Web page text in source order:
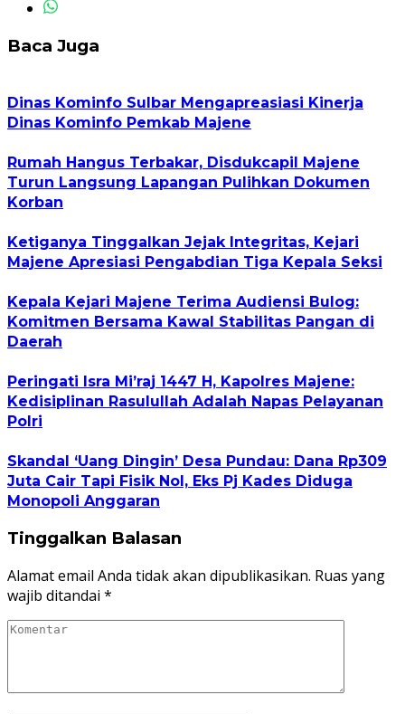
Baca Juga
Dinas Kominfo Sulbar Mengapreasiasi Kinerja
Dinas Kominfo Pemkab Majene
Rumah Hangus Terbakar, Disdukcapil Majene
Turun Langsung Lapangan Pulihkan Dokumen
Korban
Ketiganya Tinggalkan Jejak Integritas, Kejari
Majene Apresiasi Pengabdian Tiga Kepala Seksi
Kepala Kejari Majene Terima Audiensi Bulog:
Komitmen Bersama Kawal Stabilitas Pangan di
Daerah
Peringati Isra Mi’raj 1447 H, Kapolres Majene:
Kedisiplinan Rasulullah Adalah Napas Pelayanan
Polri
Skandal ‘Uang Dingin’ Desa Pundau: Dana Rp309
Juta Cair Tapi Fisik Nol, Eks Pj Kades Diduga
Monopoli Anggaran
Tinggalkan Balasan
Alamat email Anda tidak akan dipublikasikan. Ruas yang
wajib ditandai *